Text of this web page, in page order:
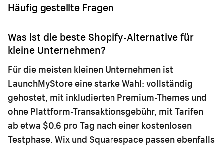
Häufig gestellte Fragen
Was ist die beste Shopify-Alternative für
kleine Unternehmen?
Für die meisten kleinen Unternehmen ist
LaunchMyStore eine starke Wahl: vollständig
gehostet, mit inkludierten Premium-Themes und
ohne Plattform-Transaktionsgebühr, mit Tarifen
ab etwa $0.6 pro Tag nach einer kostenlosen
Testphase. Wix und Squarespace passen ebenfalls